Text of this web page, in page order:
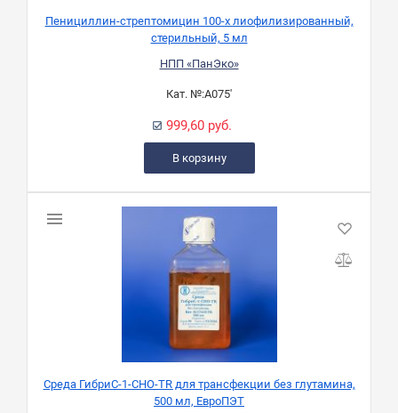
Пенициллин-стрептомицин 100-х лиофилизированный,
стерильный, 5 мл
НПП «ПанЭко»
Кат. №:А075'
999,60 руб.
В корзину
Среда ГибриС-1-CHO-TR для трансфекции без глутамина,
500 мл, ЕвроПЭТ